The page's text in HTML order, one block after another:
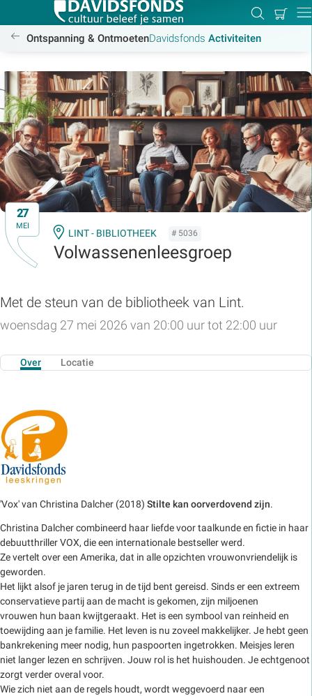
Zoeken
Mijn
/activiteiten
Ontspanning & OntmoetenDavidsfonds Activiteiten
27
MEI
LINT - BIBLIOTHEEK # 5036
Volwassenenleesgroep
Met de steun van de bibliotheek van Lint.
woensdag 27 mei 2026 van 20:00 uur tot 22:00 uur
Over Locatie
'Vox' van Christina Dalcher (2018) Stilte kan oorverdovend zijn.
Christina Dalcher combineerd haar liefde voor taalkunde en fictie in haar
debuutthriller VOX, die een internationale bestseller werd.
Ze vertelt over een Amerika, dat in alle opzichten vrouwonvriendelijk is
geworden.
Het lijkt alsof je jaren terug in de tijd bent gereisd. Sinds er een extreem
conservatieve partij aan de macht is gekomen, zijn miljoenen
vrouwen hun baan kwijtgeraakt. Het is een symbool van reinheid en
toewijding aan je familie. Het leven is nu zoveel makkelijker. Je hebt geen
bankrekening meer nodig, hun paspoorten ingetrokken. Meisjes leren
niet langer lezen en schrijven. Jouw rol is het huishouden. Je echtgenoot
zorgt verder overal voor.
Wie zich niet aan de regels houdt, wordt weggevoerd naar een
Zoek:
Zoeken